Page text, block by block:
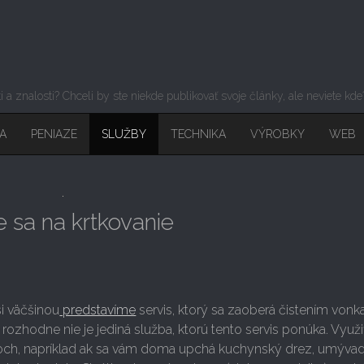
a znalosti? Chceli by ste niekde publikovať svoje články, ale neviete
PENIAZE SLUŽBY TECHNIKA VÝROBKY WEB
sa na krtkovanie
väčšinou predstavíme servis, ktorý sa zaoberá čistením
rozhodne nie je jediná služba, ktorú tento servis ponúka.
napríklad ak sa vám doma upchá kuchynský drez,